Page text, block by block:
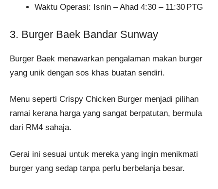
Waktu Operasi: Isnin – Ahad 4:30 – 11:30 PTG
3. Burger Baek Bandar Sunway
Burger Baek menawarkan pengalaman makan burger
yang unik dengan sos khas buatan sendiri.
Menu seperti Crispy Chicken Burger menjadi pilihan
ramai kerana harga yang sangat berpatutan, bermula
dari RM4 sahaja.
Gerai ini sesuai untuk mereka yang ingin menikmati
burger yang sedap tanpa perlu berbelanja besar​.